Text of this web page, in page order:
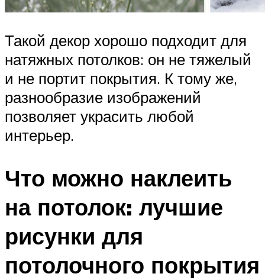
Такой декор хорошо подходит для
натяжных потолков: он не тяжелый
и не портит покрытия. К тому же,
разнообразие изображений
позволяет украсить любой
интерьер.
Что можно наклеить
на потолок: лучшие
рисунки для
потолочного покрытия